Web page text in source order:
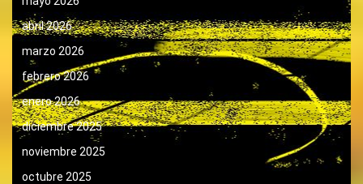
abril 2026
marzo 2026
febrero 2026
enero 2026
diciembre 2025
noviembre 2025
octubre 2025